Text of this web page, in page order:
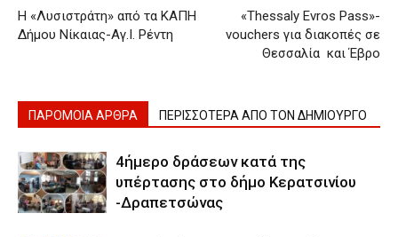
Η «Λυσιστράτη» από τα ΚΑΠΗ
Δήμου Νίκαιας-Αγ.Ι. Ρέντη
«Thessaly Evros Pass»-
vouchers για διακοπές σε
Θεσσαλία και Έβρο
ΠΑΡΟΜΟΙΑ ΑΡΘΡΑ ΠΕΡΙΣΣΟΤΕΡΑ ΑΠΟ ΤΟΝ ΔΗΜΙΟΥΡΓΟ
4ήμερο δράσεων κατά της
υπέρτασης στο δήμο Κερατσινίου
-Δραπετσώνας